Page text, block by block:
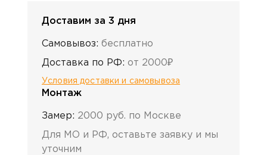
Доставим за 3 дня
Самовывоз: бесплатно
Доставка по РФ: от 2000₽
Условия доставки и самовывоза
Монтаж
Замер: 2000 руб. по Москве
Для МО и РФ, оставьте заявку и мы
уточним